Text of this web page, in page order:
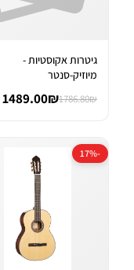
גיטרות אקוסטיות -
מיוזיק-סנטר
1786.80₪
1489.00₪
-17%